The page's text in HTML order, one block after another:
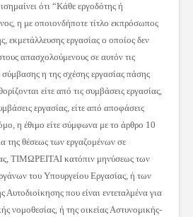
ότι “Κάθε εργοδότης ή
η με οποιονδήποτε τίτλο εκπρόσωπος
εκμετάλλευσης εργασίας ο οποίος δεν
απασχολούμενους σε αυτόν τις
σύμβασης η της σχέσης εργασίας πάσης
είτε από τις συμβάσεις εργασίας,
εργασίας, είτε από αποφάσεις
η έθιμο είτε σύμφωνα με το άρθρο 10
της θέσεως των εργαζομένων σε
ΤΙΜΩΡΕΙΤΑΙ κατόπιν μηνύσεως των
του Υπουργείου Εργασίας, ή των
που είναι εντεταλμένα για
νομοθεσίας, ή της οικείας Αστυνομικής-